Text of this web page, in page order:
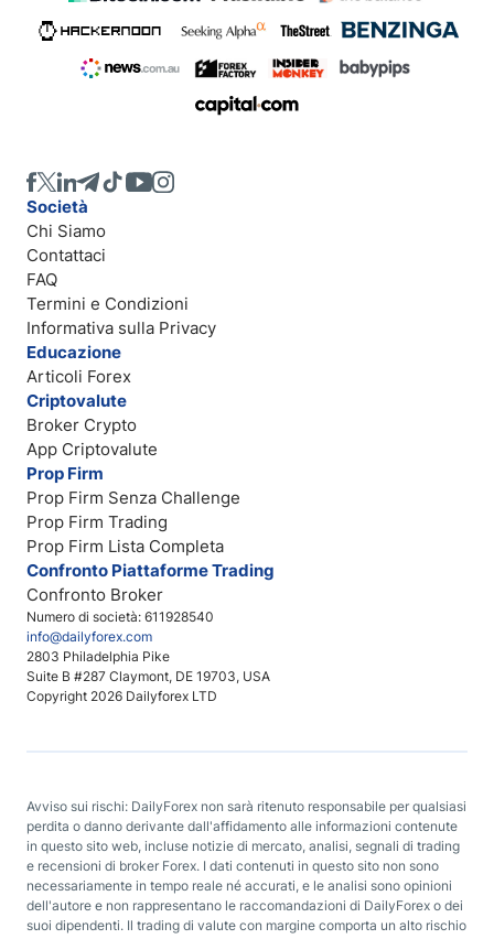
Numero di società: 611928540
info@dailyforex.com
2803 Philadelphia Pike
Suite B #287 Claymont, DE 19703, USA
Copyright 2026 Dailyforex LTD
Società
Chi Siamo
Contattaci
FAQ
Termini e Condizioni
Informativa sulla Privacy
Educazione
Articoli Forex
Criptovalute
Broker Crypto
App Criptovalute
Prop Firm
Prop Firm Senza Challenge
Prop Firm Trading
Prop Firm Lista Completa
Confronto Piattaforme Trading
Confronto Broker
Avviso sui rischi: DailyForex non sarà ritenuto responsabile per qualsiasi
perdita o danno derivante dall'affidamento alle informazioni contenute
in questo sito web, incluse notizie di mercato, analisi, segnali di trading
e recensioni di broker Forex. I dati contenuti in questo sito non sono
necessariamente in tempo reale né accurati, e le analisi sono opinioni
dell'autore e non rappresentano le raccomandazioni di DailyForex o dei
suoi dipendenti. Il trading di valute con margine comporta un alto rischio